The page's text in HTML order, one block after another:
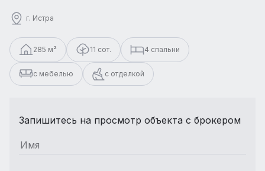
г. Истра
285 м² 11 сот. 4 спальни
с мебелью с отделкой
Запишитесь на просмотр объекта с брокером